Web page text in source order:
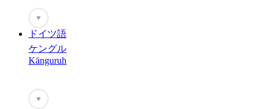
♥
ドイツ語
ケングル
Känguruh
♥